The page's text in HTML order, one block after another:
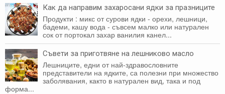
Как да направим захаросани ядки за празниците
Продукти : микс от сурови ядки - орехи, лешници,
бадеми, кашу вода - съвсем малко или натурален
сок от портокал захар ванилия канел...
Съвети за приготвяне на лешниково масло
Лешниците, едни от най-здравословните
представители на ядките, са полезни при множество
заболявания, както в натурален вид, така и под
форма...